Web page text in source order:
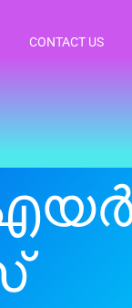
CONTACT US